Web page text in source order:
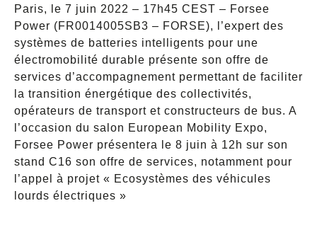
Paris, le 7 juin 2022 – 17h45 CEST – Forsee
Power (FR0014005SB3 – FORSE), l’expert des
systèmes de batteries intelligents pour une
électromobilité durable présente son offre de
services d’accompagnement permettant de faciliter
la transition énergétique des collectivités,
opérateurs de transport et constructeurs de bus. A
l’occasion du salon European Mobility Expo,
Forsee Power présentera le 8 juin à 12h sur son
stand C16 son offre de services, notamment pour
l’appel à projet « Ecosystèmes des véhicules
lourds électriques »